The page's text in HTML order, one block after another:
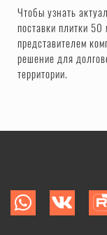
Чтобы узнать
поставки плитки 50
представителем
решение для
территории.